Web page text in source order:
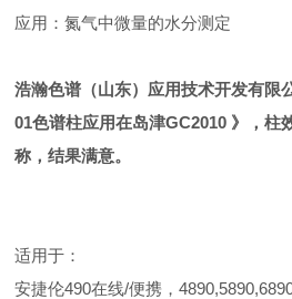
应用：氮气中微量的水分测定
浩瀚色谱（山东）应用技术开发有限
01色谱柱应用在岛津GC2010 》，柱
称，结果满意。
适用于：
安捷伦490在线/便携，